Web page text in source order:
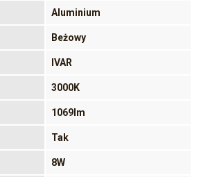
Aluminium
Beżowy
IVAR
3000K
1069lm
Tak
8W